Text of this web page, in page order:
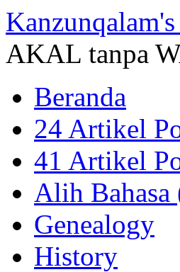
AKAL tanpa
Beranda
24 Artikel
41 Artikel
Alih Bahasa
Genealogy
History